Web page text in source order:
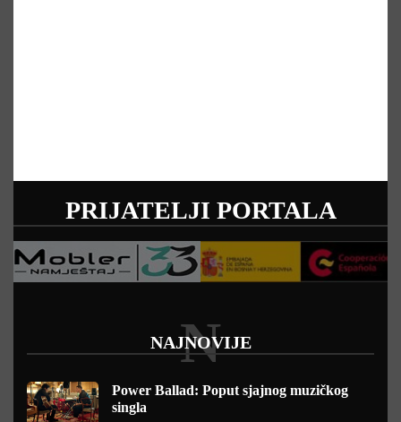
PRIJATELJI PORTALA
NAJNOVIJE
N
Power Ballad: Poput sjajnog muzičkog
singla